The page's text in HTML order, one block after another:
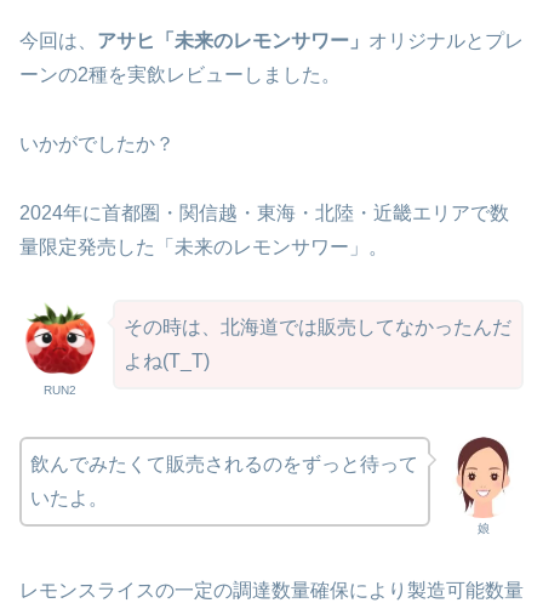
今回は、 アサヒ「未来のレモンサワー」 オリジナルとプレ
ーンの2種を実飲レビューしました。
いかがでしたか？
2024年に首都圏・関信越・東海・北陸・近畿エリアで数
量限定発売した「未来のレモンサワー」。
RUN2
その時は、北海道では販売してなかったんだ
よね(T_T)
娘
飲んでみたくて販売されるのをずっと待って
いたよ。
レモンスライスの一定の調達数量確保により製造可能数量